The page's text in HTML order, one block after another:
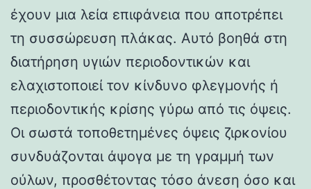
έχουν μια λεία επιφάνεια που αποτρέπει
τη συσσώρευση πλάκας. Αυτό βοηθά στη
διατήρηση υγιών περιοδοντικών και
ελαχιστοποιεί τον κίνδυνο φλεγμονής ή
περιοδοντικής κρίσης γύρω από τις όψεις.
Οι σωστά τοποθετημένες όψεις ζιρκονίου
συνδυάζονται άψογα με τη γραμμή των
ούλων, προσθέτοντας τόσο άνεση όσο και